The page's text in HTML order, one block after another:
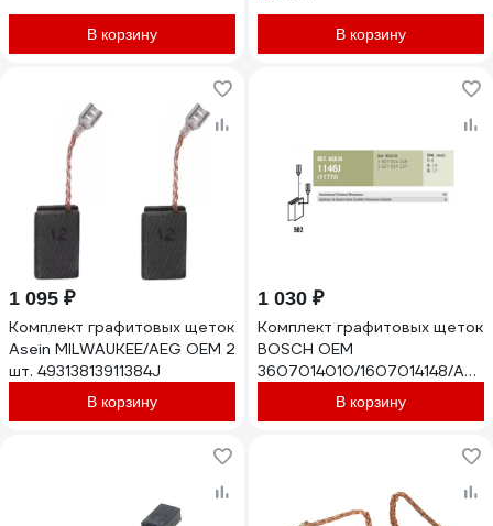
В корзину В корзину
1 095 ₽
Комплект графитовых щеток
Asein MILWAUKEE/AEG OEM 2
шт. 49313813911384J
В корзину
1 030 ₽
Комплект графитовых щеток
BOSCH OEM
3607014010/1607014148/AS
2 шт Asein 1146JВ корзину